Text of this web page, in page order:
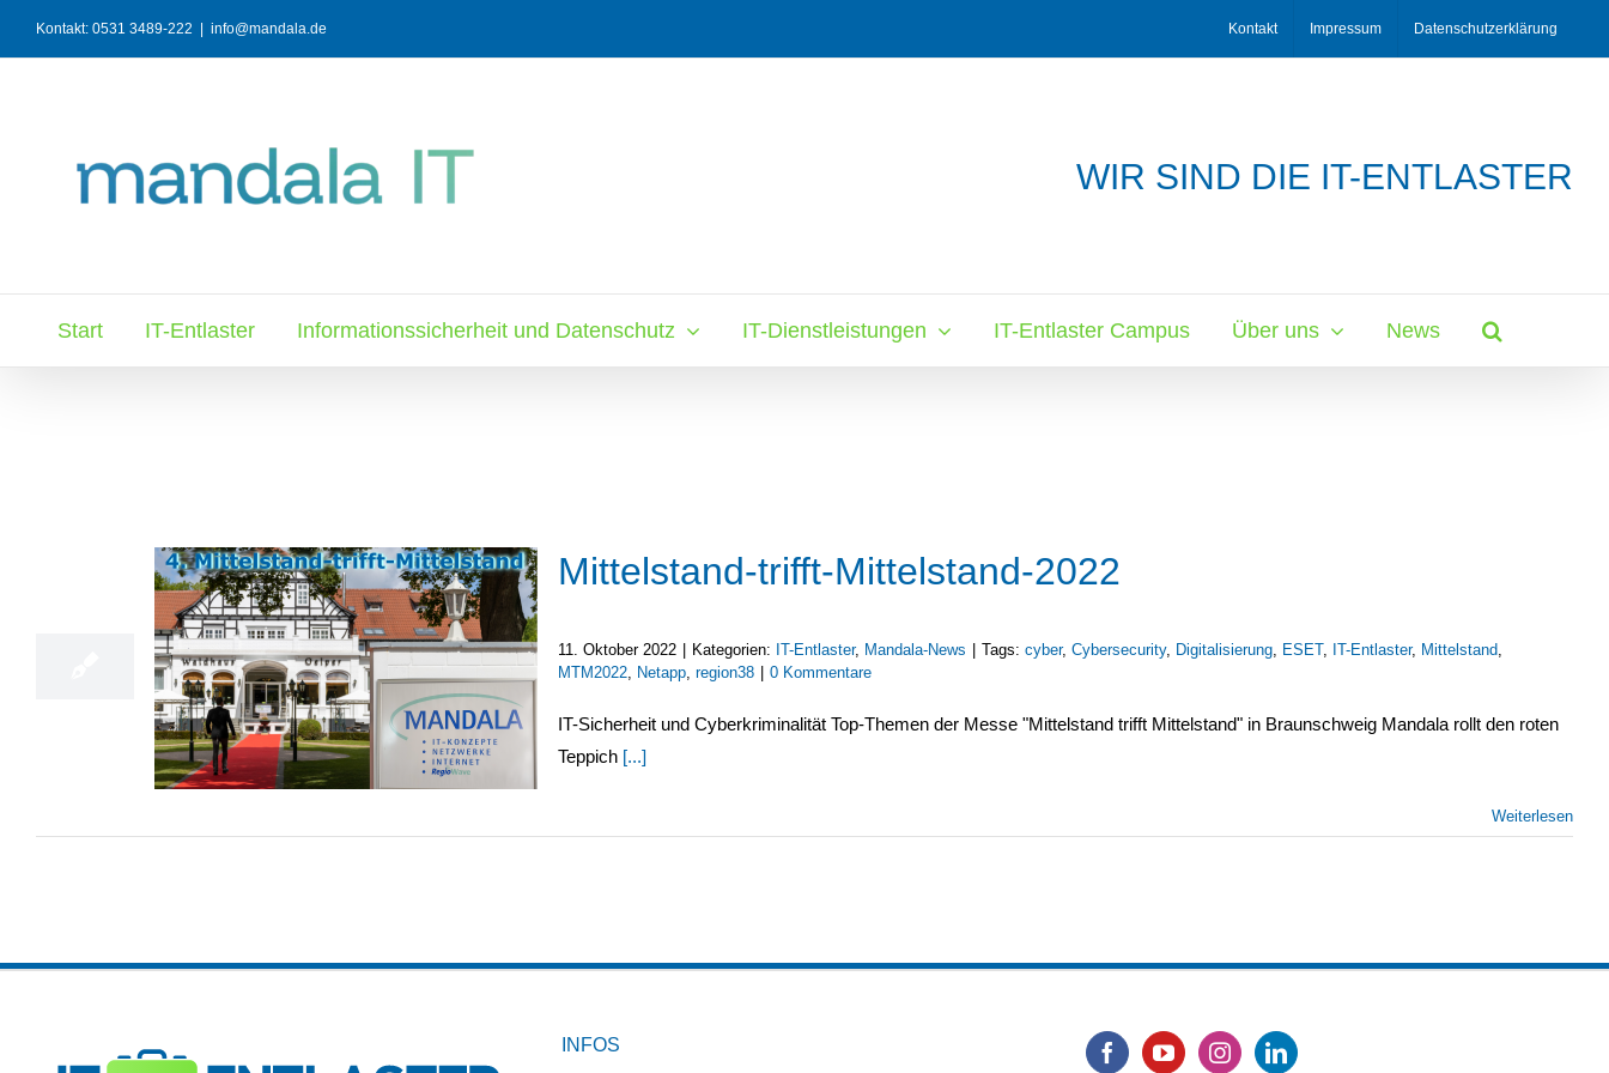
Kontakt: 0531 3489-222 info@mandala.de Kontakt Impressum Datenschutzerklärung
WIR SIND DIE IT-ENTLASTER
Start IT-Entlaster Informationssicherheit und Datenschutz IT-Dienstleistungen IT-Entlaster Campus Über uns News
Mittelstand-trifft-Mittelstand-2022
11. Oktober 2022 Kategorien: IT-Entlaster, Mandala-News Tags: cyber, Cybersecurity, Digitalisierung, ESET, IT-Entlaster, Mittelstand,
MTM2022, Netapp, region38 0 Kommentare
IT-Sicherheit und Cyberkriminalität Top-Themen der Messe "Mittelstand trifft Mittelstand" in Braunschweig Mandala rollt den roten
Teppich [...]
Weiterlesen
INFOS